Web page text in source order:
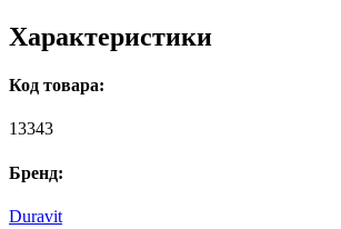
Характеристики
Код товара:
13343
Бренд:
Duravit